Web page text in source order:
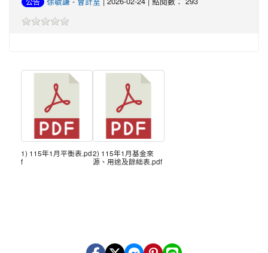
1) 115年1月平衡表.pd
f
2) 115年1月基金來
源、用途及餘絀表.pdf